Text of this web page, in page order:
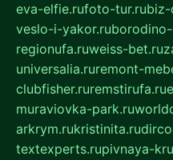
eva-elfie.rufoto-tur.rubiz-
veslo-i-yakor.ru
regionufa.ruweiss-bet.ru
universalia.ruremont-
clubfisher.ruremstirufa.ru
muraviovka-park.ru
arkrym.rukristinita.ru
textexperts.rupivnaya-